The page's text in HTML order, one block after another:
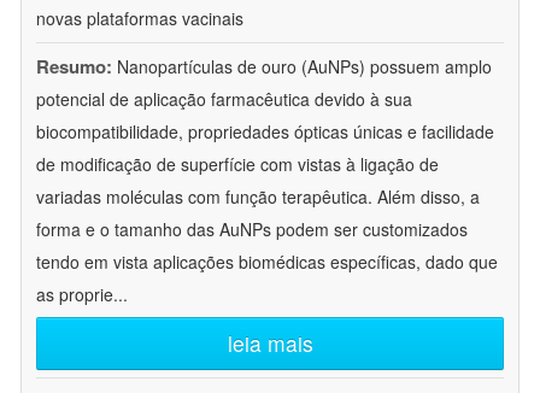
novas plataformas vacinais
Resumo: Nanopartículas de ouro (AuNPs) possuem amplo
potencial de aplicação farmacêutica devido à sua
biocompatibilidade, propriedades ópticas únicas e facilidade
de modificação de superfície com vistas à ligação de
variadas moléculas com função terapêutica. Além disso, a
forma e o tamanho das AuNPs podem ser customizados
tendo em vista aplicações biomédicas específicas, dado que
as proprie...
leia mais